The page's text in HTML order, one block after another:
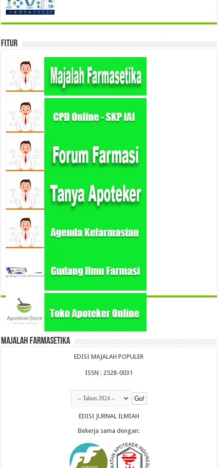
Fitur
Majalah Farmasetika
EDISI MAJALAH POPULER
ISSN : 2528-0031
EDISI JURNAL ILMIAH
Bekerja sama dengan: